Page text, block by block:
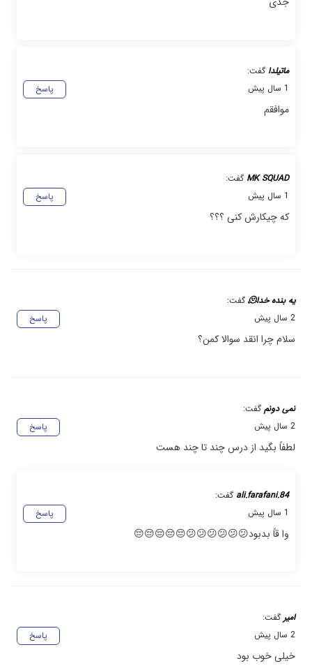
ماتیلدا گفت:
پاسخ
1 سال پیش
موافقم
MK SQUAD گفت:
پاسخ
1 سال پیش
که چیکارش کنی ؟؟؟
یه بنده خدا🫠
گفت:
پاسخ
2 سال پیش
سلام چرا انقد سوالا کمن؟
نمی دونم گفت:
پاسخ
2 سال پیش
لطفاً بگید از درس چند تا چند هست
ali.farafani.84 گفت:
پاسخ
1 سال پیش
وا قاً بدبود😕😕😕😕😕😕😔😔😔😔😔
امیر گفت:
پاسخ
2 سال پیش
خیلی خوب بود